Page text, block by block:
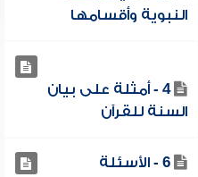
النبوية وأقسامها
4 - أمثلة على بيان
السنة للقرآن
6 - الأسئلة